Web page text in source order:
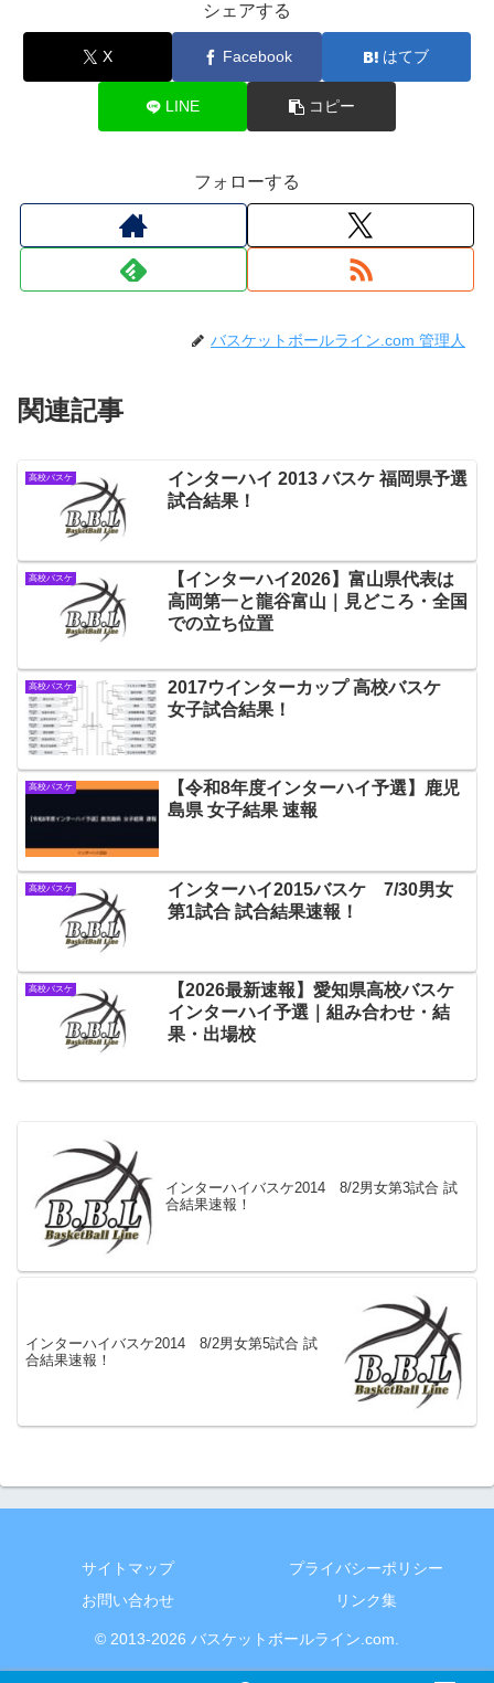
シェアする
X Facebook はてブ
LINE コピー
フォローする
バスケットボールライン.com 管理人
関連記事
高校バスケ
インターハイ 2013 バスケ 福岡県予選
試合結果！
高校バスケ
【インターハイ2026】富山県代表は
高岡第一と龍谷富山｜見どころ・全国
での立ち位置
高校バスケ
2017ウインターカップ 高校バスケ
女子試合結果！
高校バスケ
【令和8年度インターハイ予選】鹿児
島県 女子結果 速報
高校バスケ
インターハイ2015バスケ 7/30男女
第1試合 試合結果速報！
高校バスケ
【2026最新速報】愛知県高校バスケ
インターハイ予選｜組み合わせ・結
果・出場校
インターハイバスケ2014 8/2男女第3試合 試
合結果速報！
インターハイバスケ2014 8/2男女第5試合 試
合結果速報！
サイトマップ
プライバシーポリシー
お問い合わせ
リンク集
© 2013-2026 バスケットボールライン.com.